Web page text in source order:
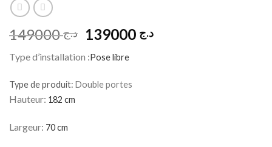
د.ج149000
Le
initial
était :
د.جLe
Type d’installation :Pose libre
Type de produit: Double portes
Hauteur: 182 cm
Largeur: 70 cm